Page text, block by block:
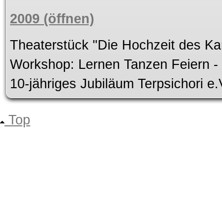
2009 (öffnen)
Theaterstück "Die Hochzeit des
Workshop: Lernen Tanzen Feiern
10-jähriges Jubiläum Terpsichori
Top